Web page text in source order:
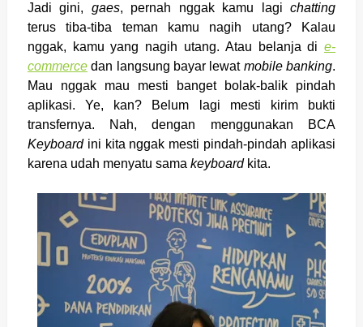
Jadi gini, gaes, pernah nggak kamu lagichatting
terus tiba-tiba teman kamu nagih utang? Kalau
nggak, kamu yang nagih utang. Atau belanja die-
commercedan langsung bayar lewat mobile banking.
Mau nggak mau mesti banget bolak-balik pindah
aplikasi. Ye, kan? Belum lagi mesti kirim bukti
transfernya. Nah, dengan menggunakan BCA
Keyboardini kita nggak mesti pindah-pindah aplikasi
karena udah menyatu sama keyboardkita.